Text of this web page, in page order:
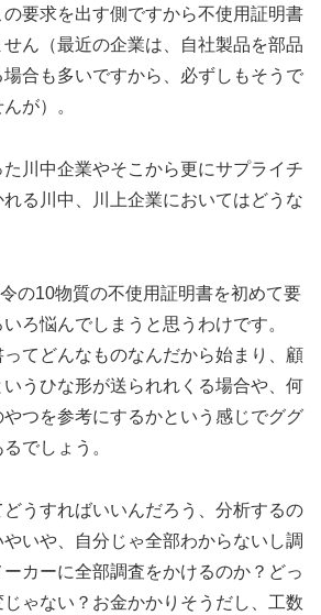
要求を出す側ですから不使用証明書
ん（最近の企業は、自社製品を部品
合も多いですから、必ずしもそうで
が）。
川中企業やそこから更にサプライチ
る川中、川上企業においてはどうな
の10物質の不使用証明書を初めて要
ろ悩んでしまうと思うわけです。
てどんなものなんだから始まり、顧
うひな形が送られれくる場合や、何
つを参考にするかという感じでググ
でしょう。
うすればいいんだろう、分析するの
いや、自分じゃ全部わからないし調
カーに全部調査をかけるのか？どっ
ゃない？お金かかりそうだし、工数